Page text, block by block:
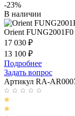
-23%
В наличии
Orient FUNG2001F0
17 030 ₽
13 100 ₽
Подробнее
Задать вопрос
Артикул RA-